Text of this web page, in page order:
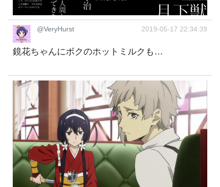
@VeryHurst 2019-05-17 22:34:39
鏡花ちゃんにボクのホットミルクも…